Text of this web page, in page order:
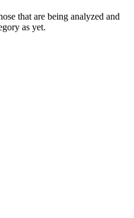
that are being analyzed and
as yet.